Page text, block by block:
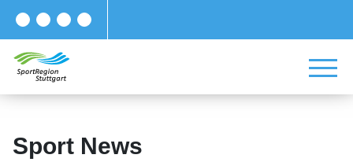
Sport News